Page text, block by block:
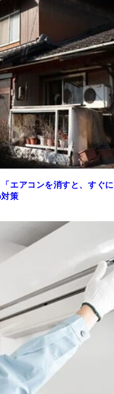
エアコンを消すと、すぐに
策